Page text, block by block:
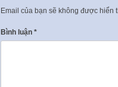
Email của bạn sẽ không được hiển
Bình luận *